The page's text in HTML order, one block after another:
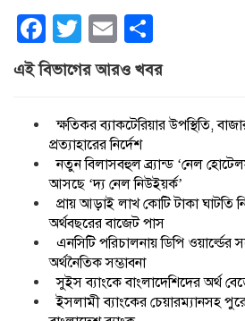
Facebook
Twitter
Email
এই বিভাগের আরও খবর
ক্ষতিকর ব্যাকটেরিয়ার উপস্থিতি,
প্রত্যাহারের নির্দেশ
নতুন বিলাসবহুল ব্র্যান্ড ‘নেল
আসছে ‘দ্য নেল নিউইয়র্ক’
প্রায় আড়াই লাখ কোটি টাকা
অর্থবছরের বাজেট পাস
এনসিটি পরিচালনায় ডিপি ওয়ার্ল্ডের
অর্থনৈতিক সম্ভাবনা
সুইস ব্যাংকে বাংলাদেশিদের অর্থ
ইসলামী ব্যাংকের চেয়ারম্যানসহ